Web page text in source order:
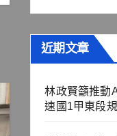
近期文章
林政賢籲推動
速國1甲東段